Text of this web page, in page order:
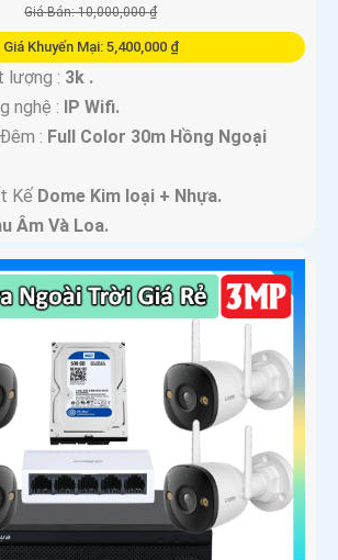
Giá Bán: 10,000,000 ₫
Giá Khuyến Mại: 5,400,000 ₫
lượng : 3k .
nghệ : IP Wifi.
: Full Color 30m Hồng Ngoại
Kế Dome Kim loại + Nhựa.
Âm Và Loa.